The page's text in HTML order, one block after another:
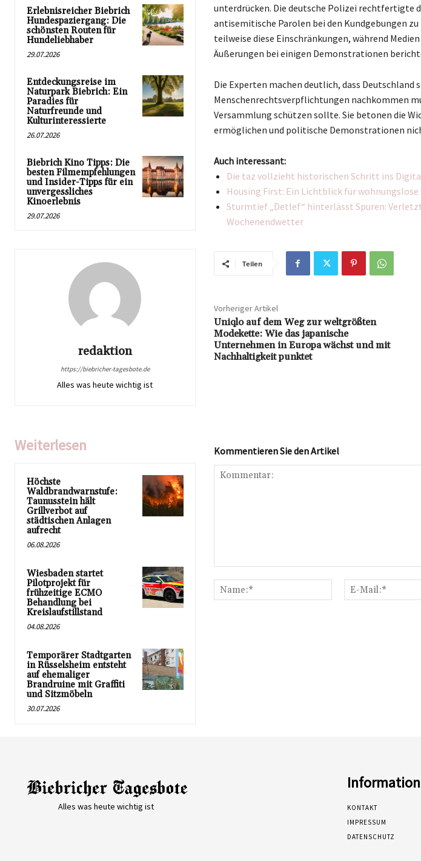
Erlebnisreicher Biebrich
Hundespaziergang: Die
schönsten Routen für
Hundeliebhaber
29.07.2026
Entdeckungsreise im
Naturpark Biebrich: Ein
Paradies für
Naturfreunde und
Kulturinteressierte
26.07.2026
Biebrich Kino Tipps: Die
besten Filmempfehlungen
und Insider-Tipps für ein
unvergessliches
Kinoerlebnis
29.07.2026
redaktion
https://biebricher-tagesbote.de
Alles was heute wichtig ist
unterdrücken. Die deutsche Polizei rechtfertigte
antisemitische Parolen bei den Kundgebungen
teilweise diese Einschränkungen, während
Äußerungen bei einigen Demonstrationen
Die Experten machen deutlich, dass
Menschenrechtsverpflichtungen nachkommen
Versammlung schützen sollte. Sie betonen die
ermöglichen und politische Demonstrationen
Auch interessant:
Die taz vollzieht historischen Schritt ins
Housing First: Ein Lichtblick für
Sturmtief „Detlef“ hinterlässt Spuren:
Wochenendwetter
Teilen
Vorheriger Artikel
Uniqlo auf dem Weg zur weltgrößten
Modekette: Wie das japanische
Unternehmen in Europa wächst und mit
Nachhaltigkeit punktet
Weiterlesen
Höchste
Waldbrandwarnstufe:
Taunusstein hält
Grillverbot auf
städtischen Anlagen
aufrecht
06.08.2026
Wiesbaden startet
Pilotprojekt für
frühzeitige ECMO
Behandlung bei
Kreislaufstillstand
04.08.2026
Temporärer Stadtgarten
in Rüsselsheim entsteht
auf ehemaliger
Brandruine mit Graffiti
und Sitzmöbeln
30.07.2026
Kommentieren Sie den Artikel
Name:*
Alles was heute wichtig ist
Information
KONTAKT
IMPRESSUM
DATENSCHUTZ